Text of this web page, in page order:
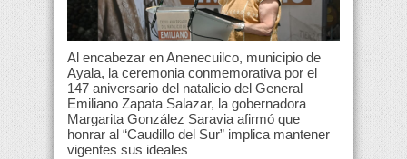
Al encabezar en Anenecuilco, municipio de
Ayala, la ceremonia conmemorativa por el
147 aniversario del natalicio del General
Emiliano Zapata Salazar, la gobernadora
Margarita González Saravia afirmó que
honrar al “Caudillo del Sur” implica mantener
vigentes sus ideales